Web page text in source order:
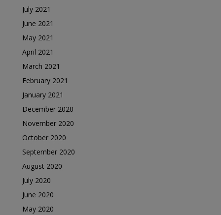
July 2021
June 2021
May 2021
April 2021
March 2021
February 2021
January 2021
December 2020
November 2020
October 2020
September 2020
August 2020
July 2020
June 2020
May 2020